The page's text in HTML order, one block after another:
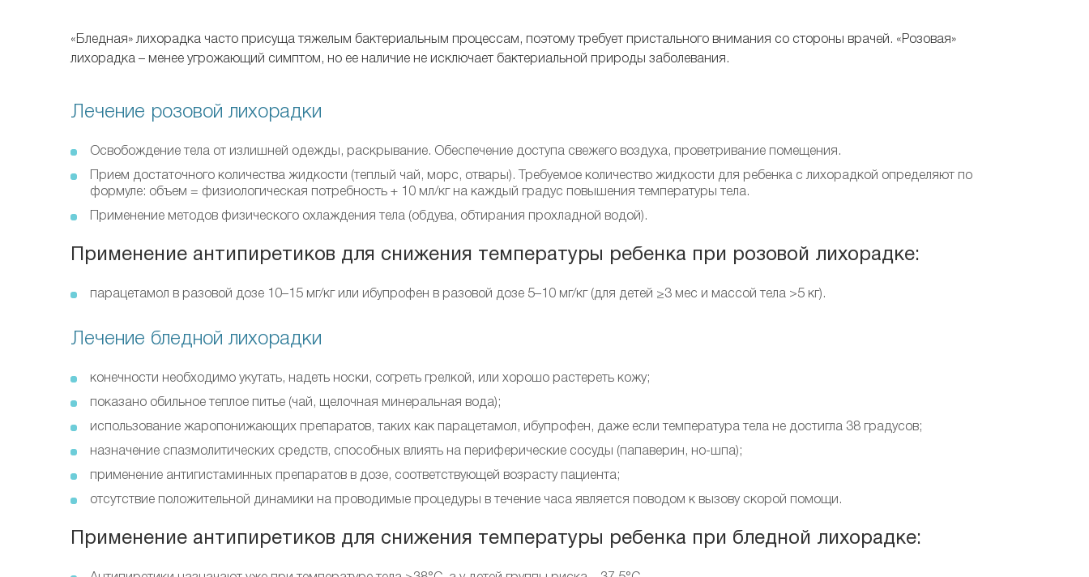
«Бледная» лихорадка часто присуща тяжелым бактериальным процессам, поэтому требует пристального внимания со стороны врачей. «Розовая»
лихорадка – менее угрожающий симптом, но ее наличие не исключает бактериальной природы заболевания.
Лечение розовой лихорадки
Освобождение тела от излишней одежды, раскрывание. Обеспечение доступа свежего воздуха, проветривание помещения.
Прием достаточного количества жидкости (теплый чай, морс, отвары). Требуемое количество жидкости для ребенка с лихорадкой определяют по
формуле: объем = физиологическая потребность + 10 мл/кг на каждый градус повышения температуры тела.
Применение методов физического охлаждения тела (обдува, обтирания прохладной водой).
Применение антипиретиков для снижения температуры ребенка при розовой лихорадке:
парацетамол в разовой дозе 10–15 мг/кг или ибупрофен в разовой дозе 5–10 мг/кг (для детей ≥3 мес и массой тела >5 кг).
Лечение бледной лихорадки
конечности необходимо укутать, надеть носки, согреть грелкой, или хорошо растереть кожу;
показано обильное теплое питье (чай, щелочная минеральная вода);
использование жаропонижающих препаратов, таких как парацетамол, ибупрофен, даже если температура тела не достигла 38 градусов;
назначение спазмолитических средств, способных влиять на периферические сосуды (папаверин, но-шпа);
применение антигистаминных препаратов в дозе, соответствующей возрасту пациента;
отсутствие положительной динамики на проводимые процедуры в течение часа является поводом к вызову скорой помощи.
Применение антипиретиков для снижения температуры ребенка при бледной лихорадке: